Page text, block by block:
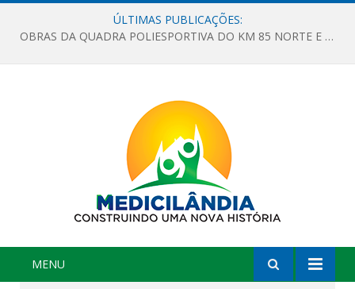
ÚLTIMAS PUBLICAÇÕES:
OBRAS DA QUADRA POLIESPORTIVA DO KM 85 NORTE E DA ESCOLA GASPAR VIANA AVANÇAM
MENU